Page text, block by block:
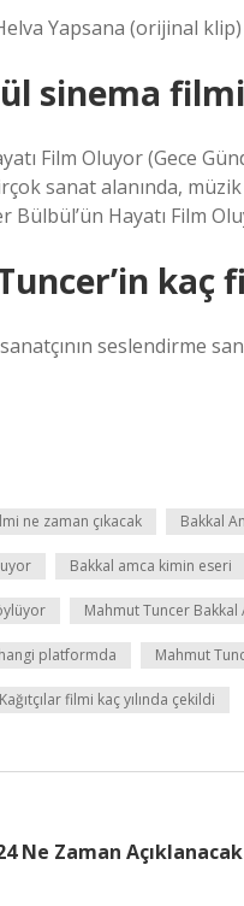
Yapsana (orijinal
sinema
Film Oluyor (Gece
sanat alanında,
Bülbül’ün Hayatı Film
kaç
seslendirme
ne zaman çıkacak Bakkal
Bakkal amca kimin eseri
Mahmut Tuncer Bakkal
platformda Mahmut
filmi kaç yılında çekildi
Ne Zaman Açıklanacak